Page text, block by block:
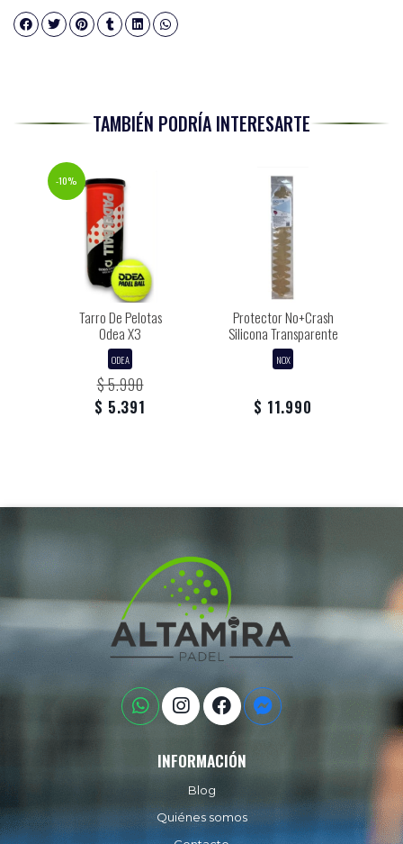
TAMBIÉN PODRÍA INTERESARTE
-10%
Tarro De Pelotas
Odea X3
ODEA
$ 5.990
$ 5.391
Protector No+Crash
Silicona Transparente
NOX
$ 11.990
INFORMACIÓN
Blog
Quiénes somos